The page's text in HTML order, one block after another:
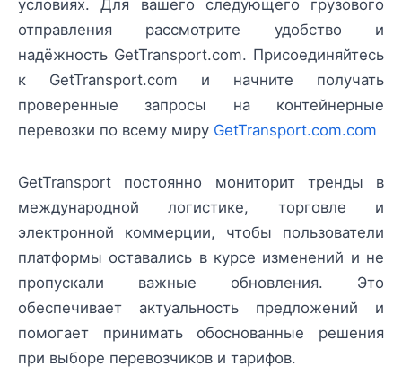
условиях. Для вашего следующего грузового
отправления рассмотрите удобство и
надёжность GetTransport.com. Присоединяйтесь
к GetTransport.com и начните получать
проверенные запросы на контейнерные
перевозки по всему миру GetTransport.com.com
GetTransport постоянно мониторит тренды в
международной логистике, торговле и
электронной коммерции, чтобы пользователи
платформы оставались в курсе изменений и не
пропускали важные обновления. Это
обеспечивает актуальность предложений и
помогает принимать обоснованные решения
при выборе перевозчиков и тарифов.